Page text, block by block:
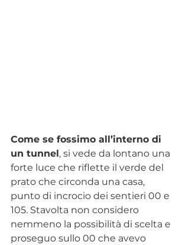
Come se fossimo all’interno di
un tunnel, si vede da lontano una
forte luce che riflette il verde del
prato che circonda una casa,
punto di incrocio dei sentieri 00 e
105. Stavolta non considero
nemmeno la possibilità di scelta e
proseguo sullo 00 che avevo